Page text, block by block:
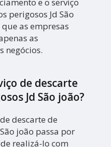
perigosos Jd São
as empresas
as
negócios.
de descarte
Jd São joão?
descarte de
joão passa por
realizá-lo com